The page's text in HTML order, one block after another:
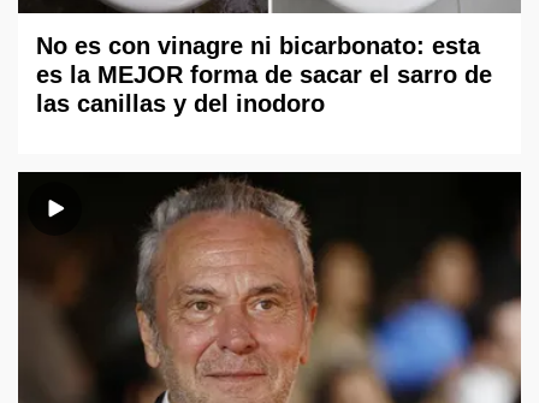
No es con vinagre ni bicarbonato: esta
es la MEJOR forma de sacar el sarro de
las canillas y del inodoro